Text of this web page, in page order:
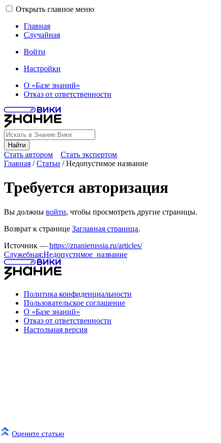
Открыть главное меню
Главная
Случайная
Войти
Настройки
О «Базе знаний»
Отказ от ответственности
Найти
Стать автором Стать экспертом
Оцените статью
Главная /Статьи /Недопустимое название
Требуется авторизация
Вы должны войти, чтобы просмотреть другие страницы.
Возврат к странице Заглавная страница.
Источник — https://znanierussia.ru/articles/
Служебная:Недопустимое_название
Политика конфиденциальности
Пользовательское соглашение
О «Базе знаний»
Отказ от ответственности
Настольная версия